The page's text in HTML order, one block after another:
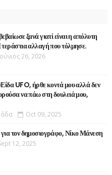
ξανά γιατί είναι η απόλυτη
αλλαγή που τόλμησε.
26, 2026
UFO, ήρθε κοντά μου αλλά δεν
να πάω στη δουλειά μου,
Oct 09, 2025
τον δημοσιογράφο, Νίκο Μάνεση
12, 2025